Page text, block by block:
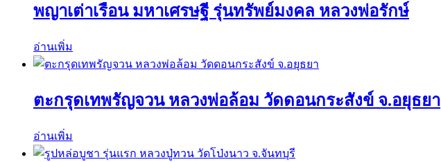
พญาเต่าเรือน มหาเศรษฐี รุ่นทรัพย์มงคล หลวงพ่อรักษ์
อ่านเพิ่ม
ตะกรุดเทพรัญจวน หลวงพ่อล้อม วัดดอนกระสังข์ จ.อยุธยา
อ่านเพิ่ม